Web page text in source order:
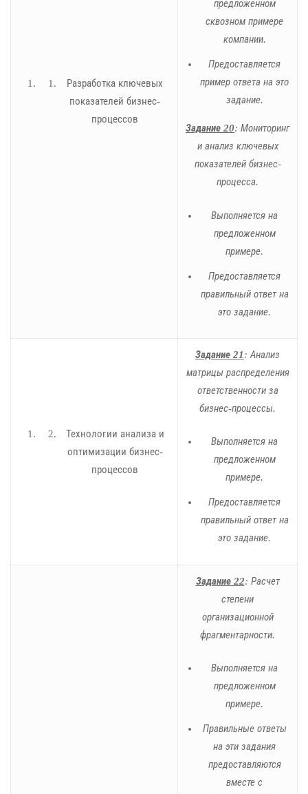
Разработка ключевых
показателей бизнес-
процессов
предложенном
сквозном примере
компании.
Предоставляется
пример ответа на это
задание.
Задание 20: Мониторинг
и анализ ключевых
показателей бизнес-
процесса.
Выполняется на
предложенном
примере.
Предоставляется
правильный ответ на
это задание.
Технологии анализа и
оптимизации бизнес-
процессов
Задание 21: Анализ
матрицы распределения
ответственности за
бизнес-процессы.
Выполняется на
предложенном
примере.
Предоставляется
правильный ответ на
это задание.
Задание 22: Расчет
степени
организационной
фрагментарности.
Выполняется на
предложенном
примере.
Правильные ответы
на эти задания
предоставляются
вместе с